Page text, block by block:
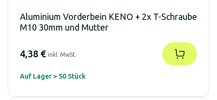
Aluminium Vorderbein KENO + 2x T-Schraube
M10 30mm und Mutter
4,38 € inkl. MwSt.
Auf Lager > 50 Stück